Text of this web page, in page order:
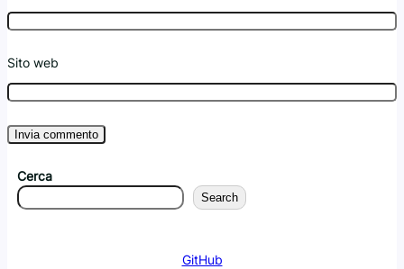
Sito web
Cerca
Search
GitHub